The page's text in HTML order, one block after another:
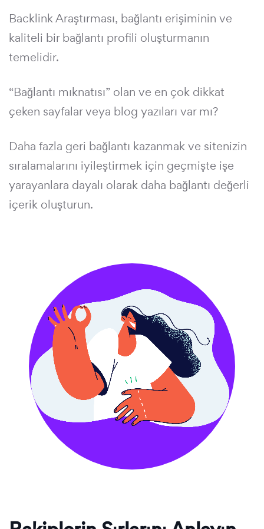
Backlink Araştırması, bağlantı erişiminin ve
kaliteli bir bağlantı profili oluşturmanın
temelidir.
“Bağlantı mıknatısı” olan ve en çok dikkat
çeken sayfalar veya blog yazıları var mı?
Daha fazla geri bağlantı kazanmak ve sitenizin
sıralamalarını iyileştirmek için geçmişte işe
yarayanlara dayalı olarak daha bağlantı değerli
içerik oluşturun.